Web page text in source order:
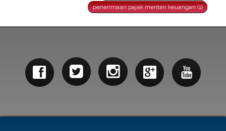
penerimaan pajak menteri keuangan (1)